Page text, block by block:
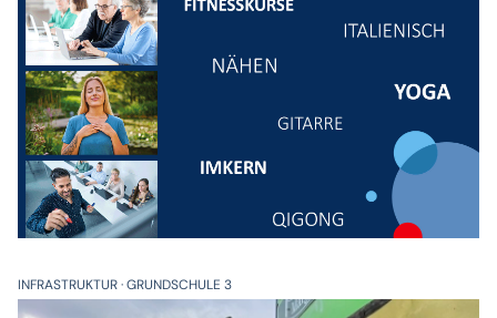
INFRASTRUKTUR GRUNDSCHULE 3